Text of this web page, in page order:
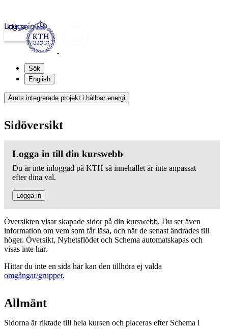
kth.se
Logga in
Sök
English
Årets integrerade projekt i hållbar energi
Sidöversikt
Logga in till din kurswebb
Du är inte inloggad på KTH så innehållet är inte anpassat
efter dina val.
Logga in
Översikten visar skapade sidor på din kurswebb. Du ser även
information om vem som får läsa, och när de senast ändrades till
höger. Översikt, Nyhetsflödet och Schema automatskapas och
visas inte här.
Hittar du inte en sida här kan den tillhöra ej valda
omgångar/grupper.
Allmänt
Sidorna är riktade till hela kursen och placeras efter Schema i